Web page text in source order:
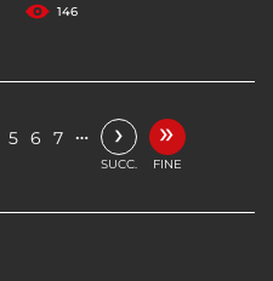
146
5 6 7 … ›
SUCC.
»
FINE